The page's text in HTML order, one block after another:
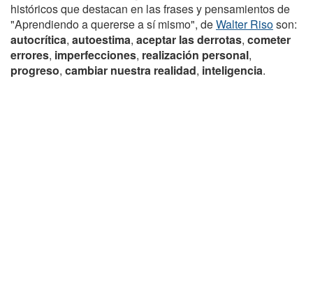
históricos que destacan en las frases y pensamientos de
"Aprendiendo a quererse a sí mismo", deWalter Risoson:
autocrítica, autoestima, aceptar las derrotas, cometer
errores, imperfecciones, realización personal,
progreso, cambiar nuestra realidad, inteligencia.